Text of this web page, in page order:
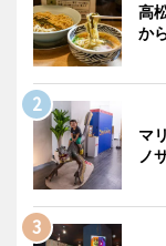
高
か
マ
ノ